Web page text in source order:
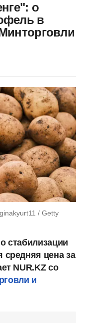
о
в
/ Getty
стабилизации
средняя цена за
NUR.KZ со
и